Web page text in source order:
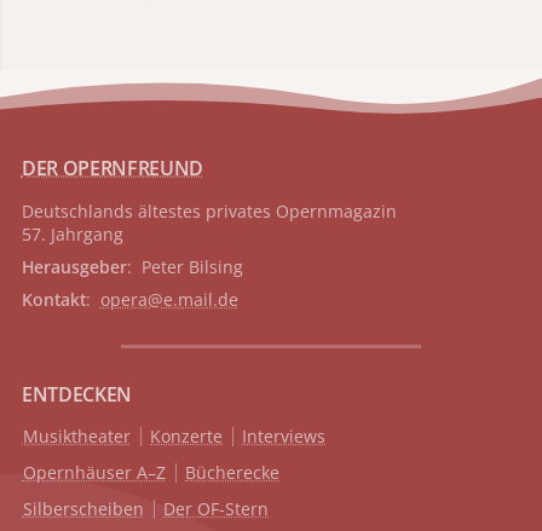
DER OPERNFREUND
Deutschlands ältestes privates Opernmagazin
57. Jahrgang
Herausgeber: Peter Bilsing
Kontakt: opera@e.mail.de
ENTDECKEN
Musiktheater Konzerte
Interviews
Opernhäuser A–Z
Bücherecke
Silberscheiben
Der OF-Stern